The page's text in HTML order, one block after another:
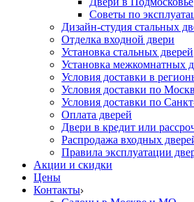
Cоветы по
Дизайн-студия стальных
Отделка входной двери
Установка стальных дверей
Установка межкомнатных
Условия доставки в
Условия доставки по
Условия доставки по
Оплата дверей
Двери в кредит или
Распродажа входных
Правила эксплуатации
Акции и скидки
Цены
Контакты